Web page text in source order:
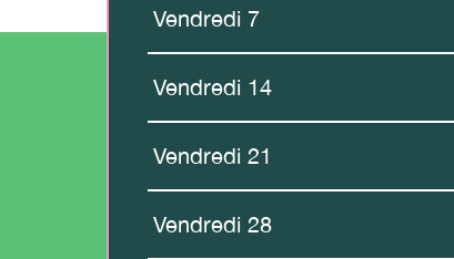
Vendredi 7
Vendredi 14
Vendredi 21
Vendredi 28